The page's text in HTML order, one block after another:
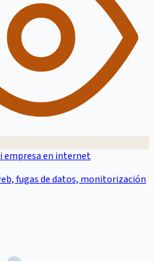
empresa en internet
fugas de datos, monitorización